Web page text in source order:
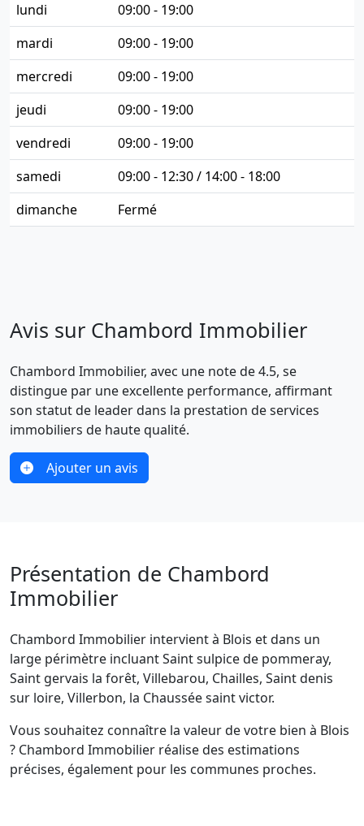
lundi
09:00 - 19:00
mardi
09:00 - 19:00
mercredi
09:00 - 19:00
jeudi
09:00 - 19:00
vendredi
09:00 - 19:00
samedi
09:00 - 12:30 / 14:00 - 18:00
dimanche
Fermé
Avis sur Chambord Immobilier
Chambord Immobilier, avec une note de 4.5, se
distingue par une excellente performance, affirmant
son statut de leader dans la prestation de services
immobiliers de haute qualité.
Ajouter un avis
Présentation de Chambord
Immobilier
Chambord Immobilier intervient à Blois et dans un
large périmètre incluant Saint sulpice de pommeray,
Saint gervais la forêt, Villebarou, Chailles, Saint denis
sur loire, Villerbon, la Chaussée saint victor.
Vous souhaitez connaître la valeur de votre bien à Blois
? Chambord Immobilier réalise des estimations
précises, également pour les communes proches.